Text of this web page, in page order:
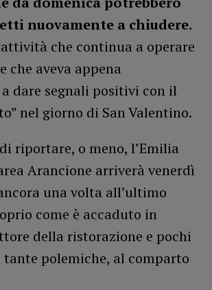
nuovamente a chiudere.
che continua a operare
che aveva appena
dare segnali positivi con il
nel giorno di San Valentino.
riportare, o meno, l’Emilia
Arancione arriverà venerdì
una volta all’ultimo
come è accaduto in
della ristorazione e pochi
polemiche, al comparto